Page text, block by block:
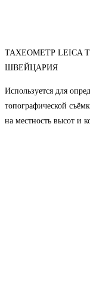
ТАХЕОМЕТР LEICA
ШВЕЙЦАРИЯ
Используется для
топографической
на местность высот и